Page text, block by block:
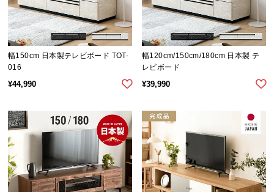
品
の
配
送
い
小
商
品
幅150cm 日本製テレビボード TOT-
016
¥44,990
幅120cm/150cm/180cm 日本製 テ
レビボード
¥39,990